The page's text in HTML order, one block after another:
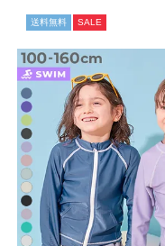
送料無料 SALE